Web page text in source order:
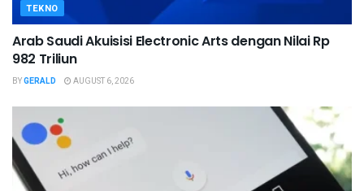
TEKNO
Arab Saudi Akuisisi Electronic Arts dengan Nilai Rp
982 Triliun
BYGERALD AUGUST 6, 2026